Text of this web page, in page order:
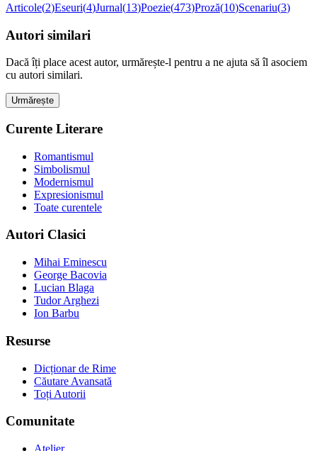
Articole(2)Eseuri(4)Jurnal(13)Poezie(473)Proză(10)Scenariu(3)
Autori similari
Dacă îți place acest autor, urmărește-l pentru a ne ajuta să îl asociem
cu autori similari.
Urmărește
Curente Literare
Romantismul
Simbolismul
Modernismul
Expresionismul
Toate curentele
Autori Clasici
Mihai Eminescu
George Bacovia
Lucian Blaga
Tudor Arghezi
Ion Barbu
Resurse
Dicționar de Rime
Căutare Avansată
Toți Autorii
Comunitate
Atelier